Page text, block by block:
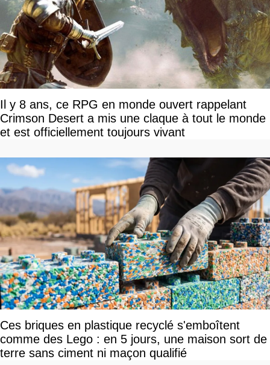
Il y 8 ans, ce RPG en monde ouvert rappelant
Crimson Desert a mis une claque à tout le monde
et est officiellement toujours vivant
Ces briques en plastique recyclé s'emboîtent
comme des Lego : en 5 jours, une maison sort de
terre sans ciment ni maçon qualifié